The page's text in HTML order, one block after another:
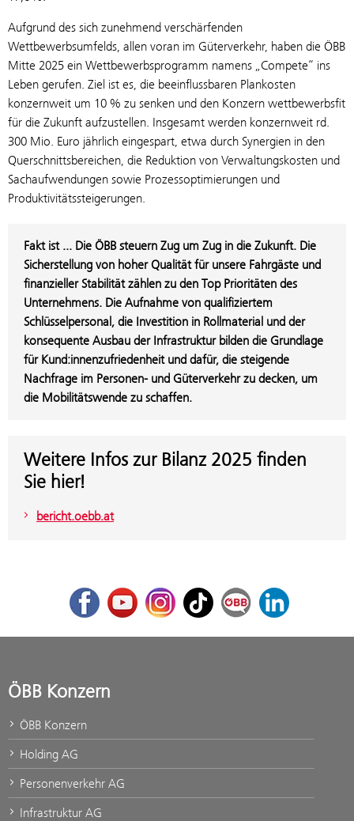
Aufgrund des sich zunehmend verschärfenden
Wettbewerbsumfelds, allen voran im Güterverkehr, haben die ÖBB
Mitte 2025 ein Wettbewerbsprogramm namens „Compete“ ins
Leben gerufen. Ziel ist es, die beeinflussbaren Plankosten
konzernweit um 10 % zu senken und den Konzern wettbewerbsfit
für die Zukunft aufzustellen. Insgesamt werden konzernweit rd.
300 Mio. Euro jährlich eingespart, etwa durch Synergien in den
Querschnittsbereichen, die Reduktion von Verwaltungskosten und
Sachaufwendungen sowie Prozessoptimierungen und
Produktivitätssteigerungen.
Fakt ist ... Die ÖBB steuern Zug um Zug in die Zukunft. Die
Sicherstellung von hoher Qualität für unsere Fahrgäste und
finanzieller Stabilität zählen zu den Top Prioritäten des
Unternehmens. Die Aufnahme von qualifiziertem
Schlüsselpersonal, die Investition in Rollmaterial und der
konsequente Ausbau der Infrastruktur bilden die Grundlage
für Kund:innenzufriedenheit und dafür, die steigende
Nachfrage im Personen- und Güterverkehr zu decken, um
die Mobilitätswende zu schaffen.
Weitere Infos zur Bilanz 2025 finden
Sie hier!
bericht.oebb.at
FacebookYoutubeInstagram
TikTok ÖBB Corporate Blog
LinkedIn
ÖBB Konzern
ÖBB Konzern
Holding AG
Personenverkehr AG
Infrastruktur AG